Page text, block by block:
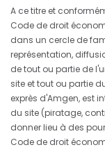
A ce titre et
Code de droit
dans un cercle de
représentation,
de tout ou partie de
site et tout ou partie
exprès d'Amgen, est
du site (piratage,
donner lieu à des
Code de droit